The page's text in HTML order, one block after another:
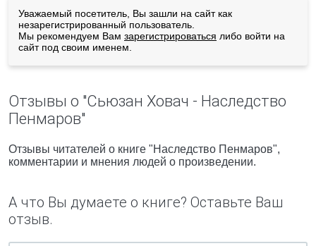
Уважаемый посетитель, Вы зашли на сайт как
незарегистрированный пользователь.
Мы рекомендуем Вам зарегистрироваться либо войти на
сайт под своим именем.
Отзывы о "Сьюзан Ховач - Наследство
Пенмаров"
Отзывы читателей о книге "Наследство Пенмаров",
комментарии и мнения людей о произведении.
А что Вы думаете о книге? Оставьте Ваш
отзыв.